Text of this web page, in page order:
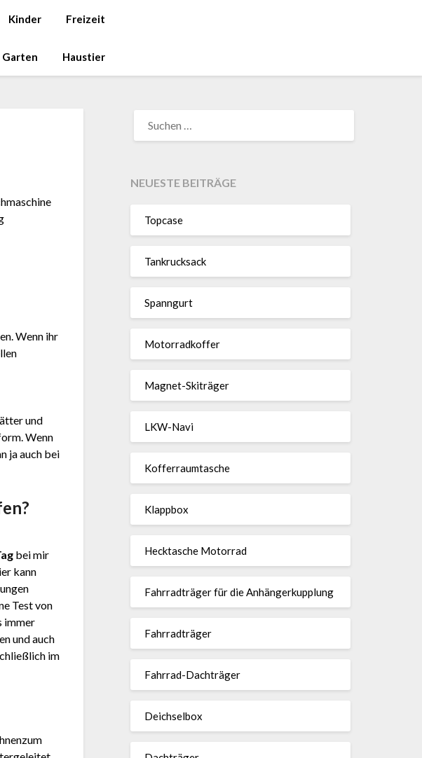
Kinder Freizeit
Garten Haustier
Wenn ihr
und
Wenn
ja auch bei
bei mir
kann
Test von
immer
und auch
im
NACH:
NEUESTE BEITRÄGE
Topcase
Tan­kruck­sack
Spann­gurt
Motor­rad­koffer
Magnet-Ski­träger
LKW-Navi
Kof­fer­raum­ta­sche
Klappbox
Heck­ta­sche Motorrad
Fahr­rad­träger für die Anhän­ger­kup­p­lung
Fahr­rad­träger
Fahrrad-Dach­träger
Deich­selbox